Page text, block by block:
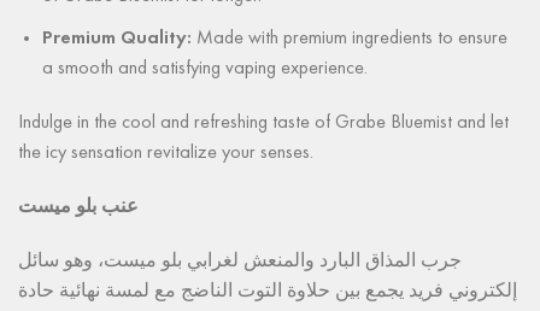
Premium Quality: Made with premium ingredients to ensure
a smooth and satisfying vaping experience.
Indulge in the cool and refreshing taste of Grabe Bluemist and let
the icy sensation revitalize your senses.
عنب بلو ميست
جرب المذاق البارد والمنعش لغرابي بلو ميست، وهو سائل
إلكتروني فريد يجمع بين حلاوة التوت الناضج مع لمسة نهائية حادة